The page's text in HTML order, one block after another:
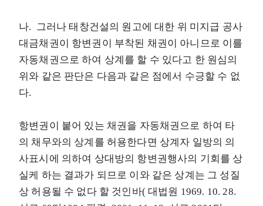
나. 그러나 태창건설의 원고에 대한 위 미지급 공사
대금채권이 항변권이 부착된 채권이 아니므로 이를
자동채권으로 하여 상계를 할 수 있다고 한 원심의
위와 같은 판단은 다음과 같은 점에서 수긍할 수 없
다.
항변권이 붙어 있는 채권을 자동채권으로 하여 타
의 채무와의 상계를 허용한다면 상계자 일방의 의
사표시에 의하여 상대방의 항변권행사의 기회를 상
실케 하는 결과가 되므로 이와 같은 상계는 그 성질
상 허용될 수 없다 할 것인바( 대법원 1969. 10. 28.